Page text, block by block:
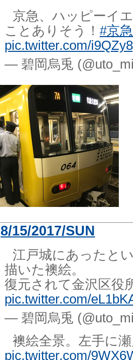
京急、ハッピーイ
ことありそう！ #京急
pic.twitter.com/
— 碧岡烏兎
8/15/2017/SUN
江戸城にあったと
描いた襖絵。
復元されて金沢区役
pic.twitter.com/
— 碧岡烏兎
襖絵全景。左手に
pic.twitter.com/